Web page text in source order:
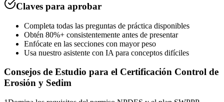
Claves para aprobar
Completa todas las preguntas de práctica disponibles
Obtén 80%+ consistentemente antes de presentar
Enfócate en las secciones con mayor peso
Usa nuestro asistente con IA para conceptos difíciles
Consejos de Estudio para el Certificación Control de
Erosión y Sedim